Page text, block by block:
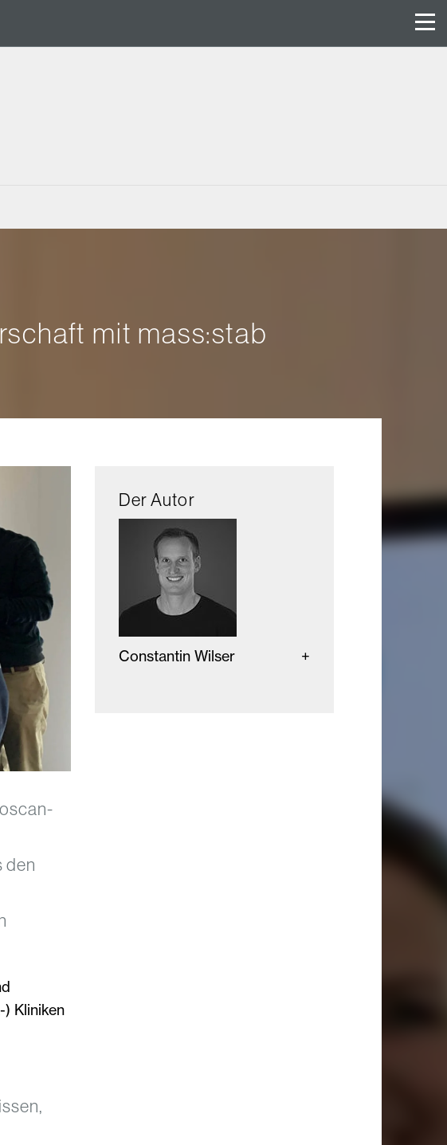
mit mass:stab
den
) Kliniken
Der Autor
Constantin Wilser